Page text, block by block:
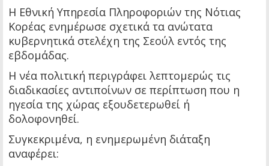
Η Εθνική Υπηρεσία Πληροφοριών της Νότιας
Κορέας ενημέρωσε σχετικά τα ανώτατα
κυβερνητικά στελέχη της Σεούλ εντός της
εβδομάδας.
Η νέα πολιτική περιγράφει λεπτομερώς τις
διαδικασίες αντιποίνων σε περίπτωση που η
ηγεσία της χώρας εξουδετερωθεί ή
δολοφονηθεί.
Συγκεκριμένα, η ενημερωμένη διάταξη
αναφέρει: